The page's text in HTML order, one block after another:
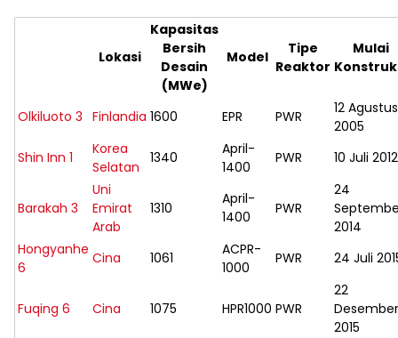
Lokasi
Kapasitas
Bersih
Desain
(MWe)
Model
Tipe
Reaktor
Mulai
Olkiluoto 3 Finlandia 1600 EPR PWR
12 Agustus
2005
Shin Inn 1
Korea
Selatan
1340
April-
1400
PWR 10 Juli 2012
Barakah 3
Uni
Emirat
Arab
1310
April-
1400
PWR
24
2014
Hongyanhe
6
Cina 1061
ACPR-
1000
PWR 24 Juli
Fuqing 6 Cina 1075 HPR1000 PWR
22
Desember
2015